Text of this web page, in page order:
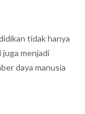
tidak hanya
juga menjadi
daya manusia